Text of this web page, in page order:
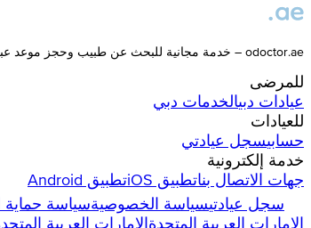
odoctor.ae – خدمة مجانية للبحث عن طبيب وحجز موعد عبر الإنترنت
للمرضى
عيادات دبيالخدمات دبي
للعيادات
حسابيسجل عيادتي
خدمة إلكترونية
جهات الاتصال بناتطبيق iOS
تطبيق Android
سجل عيادتيسياسة الخصوصيةسياسة حماية
الإمارات العربية المتحدةالإمارات العربية